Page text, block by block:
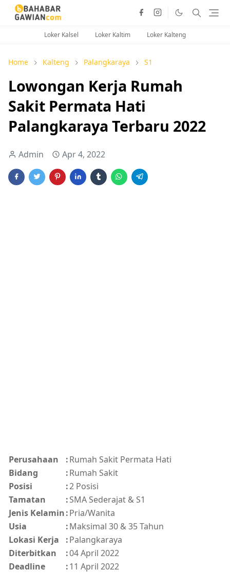
Loker Kalsel Loker Kaltim Loker Kalteng
Home Kalteng Palangkaraya S1
Lowongan Kerja Rumah
Sakit Permata Hati
Palangkaraya Terbaru 2022
Admin Apr 4, 2022
Perusahaan :Rumah Sakit Permata Hati
Bidang
:Rumah Sakit
Posisi
:2 Posisi
Tamatan
:SMA Sederajat & S1
Jenis Kelamin:Pria/Wanita
Usia
:Maksimal 30 & 35 Tahun
Lokasi Kerja
:Palangkaraya
Diterbitkan
:04 April 2022
Deadline
:11 April 2022